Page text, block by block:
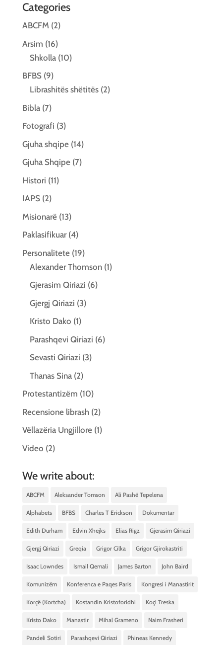
Categories
ABCFM (2)
Arsim (16)
Shkolla(10)
BFBS(9)
Librashitës shëtitës(2)
Bibla(7)
Fotografi (3)
Gjuha shqipe(14)
Gjuha Shqipe(7)
Histori (11)
IAPS(2)
Misionarë(13)
Paklasifikuar(4)
Personalitete(19)
Alexander Thomson(1)
Gjerasim Qiriazi (6)
Gjergj Qiriazi (3)
Kristo Dako (1)
Parashqevi Qiriazi (6)
Sevasti Qiriazi (3)
Thanas Sina(2)
Protestantizëm (10)
Recensione librash(2)
Vëllazëria Ungjillore(1)
Video (2)
We write about:
ABCFM Aleksander Tomson Ali Pashë Tepelena
Alphabets BFBS Charles T Erickson Dokumentar
Edith Durham Edvin Xhejks Elias Rigz Gjerasim Qiriazi
Gjergj Qiriazi Greqia Grigor Cilka Grigor Gjirokastriti
Isaac Lowndes Ismail Qemali James Barton John Baird
Komunizëm Konferenca e Paqes Paris Kongresi i Manastirit
Korçë (Kortcha) Kostandin Kristoforidhi Koçi Treska
Kristo Dako Manastir Mihal Grameno Naim Frasheri
Pandeli Sotiri Parashqevi Qiriazi Phineas Kennedy